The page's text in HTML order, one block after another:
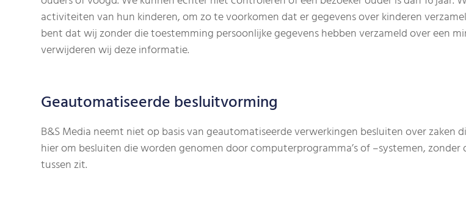
activiteiten van hun kinderen, om zo te voorkomen dat er gegevens over kinderen
bent dat wij zonder die toestemming persoonlijke gegevens hebben verzameld over een
verwijderen wij deze informatie.
Geautomatiseerde besluitvorming
B&S Media neemt niet op basis van geautomatiseerde verwerkingen besluiten over zaken
hier om besluiten die worden genomen door computerprogramma’s of –systemen,
tussen zit.